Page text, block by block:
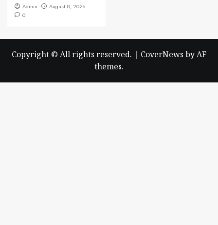
Admin
August 8, 2026
0
Copyright © All rights reserved. | CoverNews by AF
themes.